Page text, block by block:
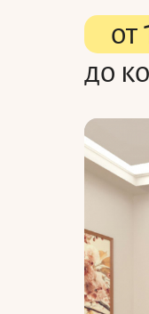
от
до